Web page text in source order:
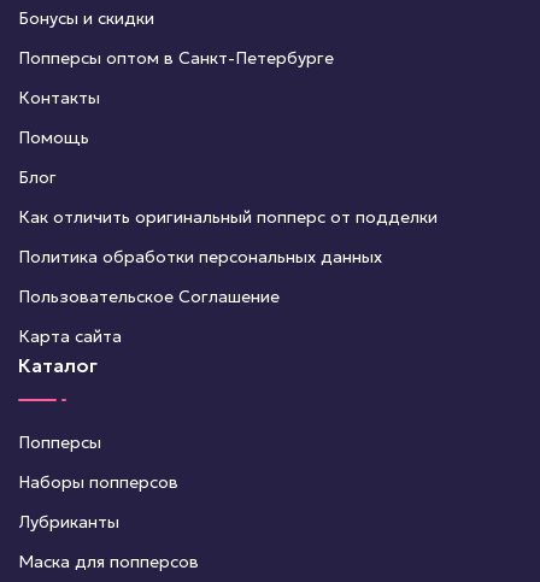
Бонусы и скидки
Попперсы оптом в Санкт-Петербурге
Контакты
Помощь
Блог
Как отличить оригинальный попперс от подделки
Политика обработки персональных данных
Пользовательское Соглашение
Карта сайта
Каталог
Попперсы
Наборы попперсов
Лубриканты
Маска для попперсов